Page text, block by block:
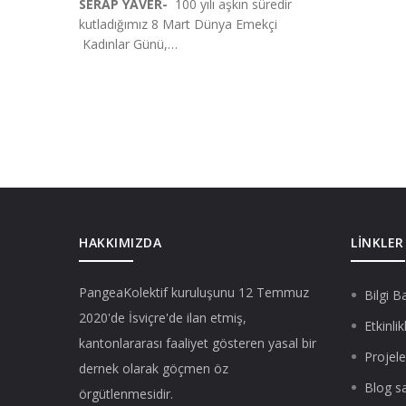
SERAP YAVER- 100 yılı aşkın süredir
kutladığımız 8 Mart Dünya Emekçi
Kadınlar Günü,…
HAKKIMIZDA
PangeaKolektifkuruluşunu 12 Temmuz
2020'de İsviçre'de ilan etmiş,
kantonlararası faaliyet gösteren yasal bir
dernek olarak göçmen öz
örgütlenmesidir.
LINKLER
Bilgi
Blog